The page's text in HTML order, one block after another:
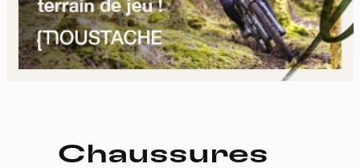
Chaussures